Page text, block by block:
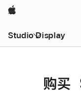
Apple
Studio Display
购买